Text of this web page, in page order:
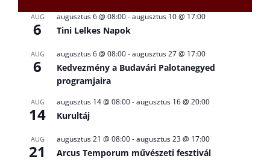
AUG
6
augusztus 6 @ 08:00-augusztus 10 @ 17:00
Tini Lelkes Napok
AUG
6
augusztus 6 @ 08:00-augusztus 27 @ 17:00
Kedvezmény a Budavári Palotanegyed
programjaira
AUG
14
augusztus 14 @ 08:00-augusztus 16 @ 20:00
Kurultáj
AUG
21
augusztus 21 @ 08:00-augusztus 23 @ 17:00
Arcus Temporum művészeti fesztivál